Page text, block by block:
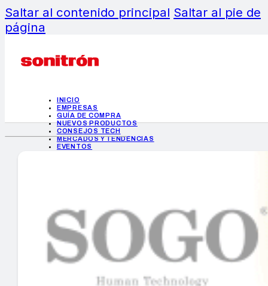
Saltar al contenido principal Saltar al pie de
página
INICIO
EMPRESAS
GUÍA DE COMPRA
NUEVOS PRODUCTOS
CONSEJOS TECH
MERCADOS Y TENDENCIAS
EVENTOS
INICIO
EMPRESAS
GUÍA DE COMPRA